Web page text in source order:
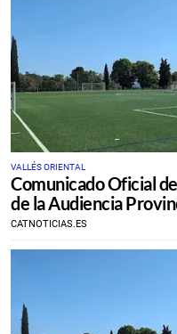
VALLÉS ORIENTAL
Comunicado Oficial
de la Audiencia
CATNOTICIAS.ES